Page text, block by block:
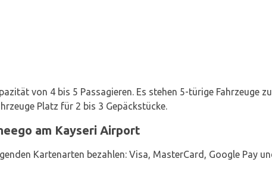
von 4 bis 5 Passagieren. Es stehen 5-türige Fahrzeuge
Platz für 2 bis 3 Gepäckstücke.
am Kayseri Airport
Kartenarten bezahlen: Visa, MasterCard, Google Pay